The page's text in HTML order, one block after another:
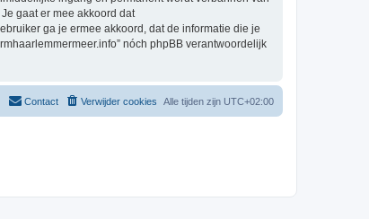
gaat er mee akkoord dat
ga je ermee akkoord, dat de informatie die je
nóch phpBB verantwoordelijk
Alle tijden zijn UTC+02:00
Verwijder cookies
Contact